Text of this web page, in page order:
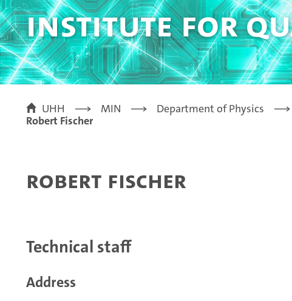
Institute for
UHH MIN Department of Physics
Robert Fischer
Robert Fischer
Technical staff
Address